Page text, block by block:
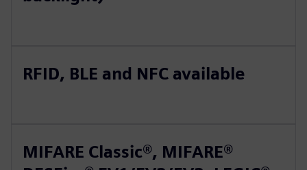
RFID, BLE and NFC available
MIFARE Classic®, MIFARE®